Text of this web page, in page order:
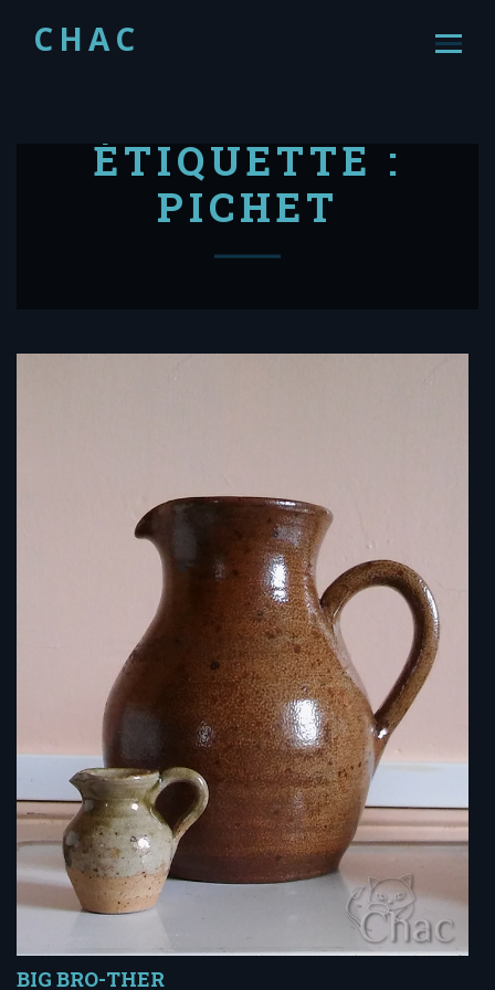
CHAC
ÉTIQUETTE :
PICHET
BIG BRO-THER